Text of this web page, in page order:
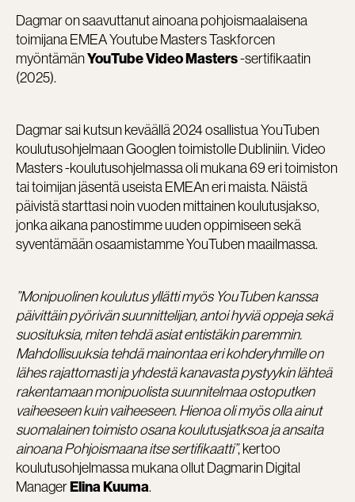
Dagmar on saavuttanut ainoana pohjoismaalaisena
toimijana EMEA Youtube Masters Taskforcen
myöntämänYouTube Video Masters-sertifikaatin
(2025).
Dagmar sai kutsun keväällä 2024 osallistua YouTuben
koulutusohjelmaan Googlen toimistolle Dubliniin. Video
Masters -koulutusohjelmassa oli mukana 69 eri toimiston
tai toimijan jäsentä useista EMEAn eri maista. Näistä
päivistä starttasi noin vuoden mittainen koulutusjakso,
jonka aikana panostimme uuden oppimiseen sekä
syventämään osaamistamme YouTuben maailmassa.
”Monipuolinen koulutus yllätti myös YouTuben kanssa
päivittäin pyörivän suunnittelijan, antoi hyviä oppeja sekä
suosituksia, miten tehdä asiat entistäkin paremmin.
Mahdollisuuksia tehdä mainontaa eri kohderyhmille on
lähes rajattomasti ja yhdestä kanavasta pystyykin lähteä
rakentamaan monipuolista suunnitelmaa ostoputken
vaiheeseen kuin vaiheeseen. Hienoa oli myös olla ainut
suomalainen toimisto osana koulutusjatksoa ja ansaita
ainoana Pohjoismaana itse sertifikaatti”, kertoo
koulutusohjelmassa mukana ollut Dagmarin Digital
ManagerElina Kuuma.